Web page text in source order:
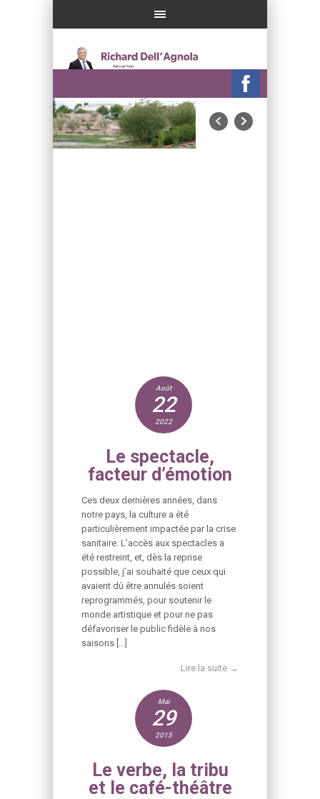
Août
22
2022
Le spectacle,
facteur d’émotion
Ces deux dernières années, dans
notre pays, la culture a été
particulièrement impactée par la crise
sanitaire. L’accès aux spectacles a
été restreint, et, dès la reprise
possible, j’ai souhaité que ceux qui
avaient dû être annulés soient
reprogrammés, pour soutenir le
monde artistique et pour ne pas
défavoriser le public fidèle à nos
saisons […]
Lire la suite →
Mai
29
2015
Le verbe, la tribu
et le café-théâtre